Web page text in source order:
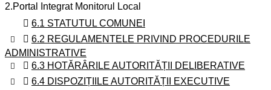
2.Portal Integrat Monitorul Local
6.1 STATUTUL COMUNEI
6.2 REGULAMENTELE PRIVIND PROCEDURILE
ADMINISTRATIVE
6.3 HOTĂRÂRILE AUTORITĂȚII DELIBERATIVE
6.4 DISPOZIȚIILE AUTORITĂȚII EXECUTIVE